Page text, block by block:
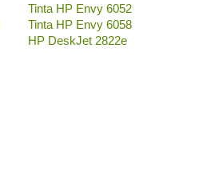
Tinta HP Envy 6052
Tinta HP Envy 6058
HP DeskJet 2822e